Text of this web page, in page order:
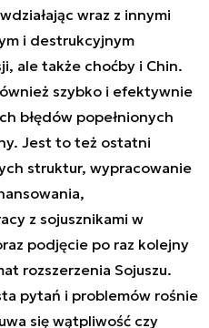
wraz z innymi
i destrukcyjnym
ale także choćby i Chin.
szybko i efektywnie
błędów popełnionych
Jest to też ostatni
struktur, wypracowanie
z sojusznikami w
podjęcie po raz kolejny
rozszerzenia Sojuszu.
pytań i problemów rośnie
się wątpliwość czy